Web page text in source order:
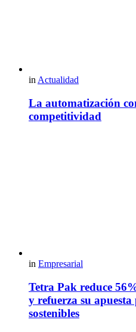
in Actualidad
La automatización
competitividad
in Empresarial
Tetra Pak reduce
y refuerza su
sostenibles